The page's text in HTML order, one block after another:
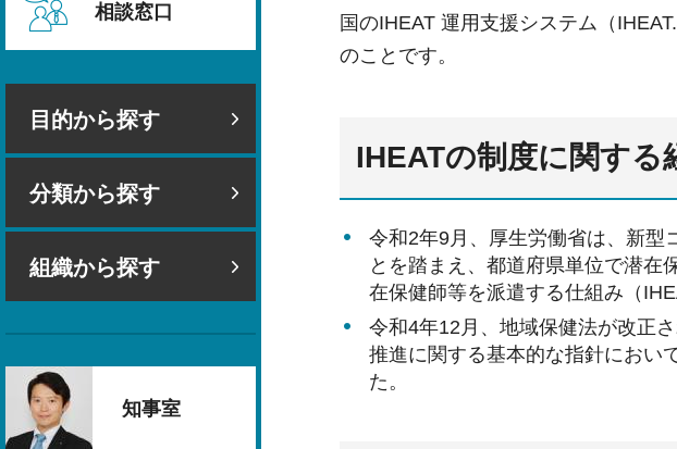
相談窓口
目的から探す
分類から探す
組織から探す
知事室
国のIHEAT 運用支援システム（
のことです。
IHEATの制度に関する
令和2年9月、厚生労働省は、新型
とを踏まえ、都道府県単位で潜在
在保健師等を派遣する仕組み（
令和4年12月、地域保健法が改正
推進に関する基本的な指針におい
た。